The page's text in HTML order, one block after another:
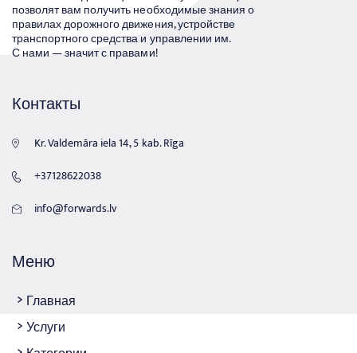
позволят вам получить необходимые знания о
правилах дорожного движения, устройстве
транспортного средства и управлении им.
С нами — значит с правами!
Контакты
Kr. Valdemāra iela 14, 5 kab. Rīga
+37128622038
info@forwards.lv
Меню
Главная
Услуги